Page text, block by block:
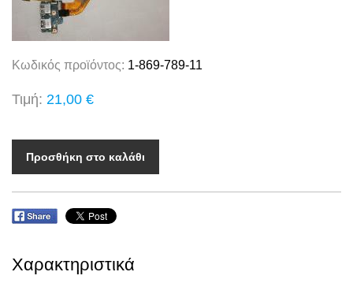
Κωδικός προϊόντος: 1-869-789-11
Τιμή: 21,00 €
Προσθήκη στο καλάθι
Χαρακτηριστικά